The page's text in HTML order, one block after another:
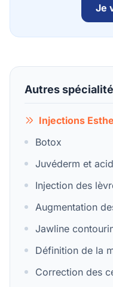
Je
Autres
Injections
Botox
Juvéderm et
Injection des
Augmentation
Jawline
Définition de la
Correction des